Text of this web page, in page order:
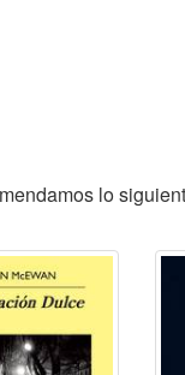
lo